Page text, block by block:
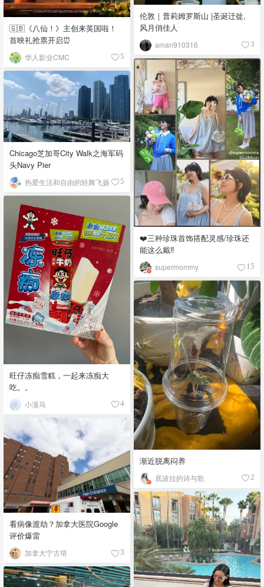
🇬🇧《八仙！》主创来英国啦！
首映礼抢票开启⏰
华人影业CMC 5
伦敦｜普莉姆罗斯山 |圣诞迁徙,
风月俏佳人
aman910316 3
❤️三种珍珠首饰搭配灵感/珍珠还
能这么戴‼️
supermommy 15
Chicago芝加哥City Walk之海军码
头Navy Pier
热爱生活和自由的轻舞飞扬 5
旺仔冻痴雪糕，一起来冻痴大
吃。。
小濡马 4
渐近脱离闷养
底波拉的诗与歌 2
看病像渡劫？加拿大医院Google
评价爆雷
加拿大宁古塔 3